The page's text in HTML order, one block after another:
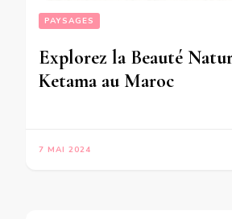
PAYSAGES
Explorez la Beauté
Ketama au Maroc
7 MAI 2024